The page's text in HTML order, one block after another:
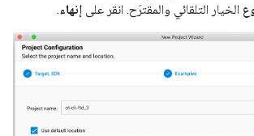
الخيار التلقائي والمقترَح. انقر على إنهاء.